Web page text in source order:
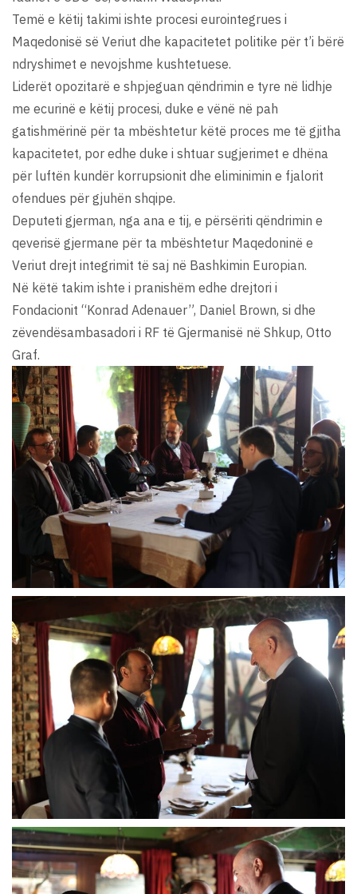
Temë e këtij takimi ishte procesi eurointegrues i
Maqedonisë së Veriut dhe kapacitetet politike për t’i bërë
ndryshimet e nevojshme kushtetuese.
Liderët opozitarë e shpjeguan qëndrimin e tyre në lidhje
me ecurinë e këtij procesi, duke e vënë në pah
gatishmërinë për ta mbështetur këtë proces me të gjitha
kapacitetet, por edhe duke i shtuar sugjerimet e dhëna
për luftën kundër korrupsionit dhe eliminimin e fjalorit
ofendues për gjuhën shqipe.
Deputeti gjerman, nga ana e tij, e përsëriti qëndrimin e
qeverisë gjermane për ta mbështetur Maqedoninë e
Veriut drejt integrimit të saj në Bashkimin Europian.
Në këtë takim ishte i pranishëm edhe drejtori i
Fondacionit “Konrad Adenauer”, Daniel Brown, si dhe
zëvendësambasadori i RF të Gjermanisë në Shkup, Otto
Graf.